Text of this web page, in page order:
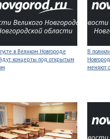
в Великом Новгороде
концерты под открытым
В
меняют